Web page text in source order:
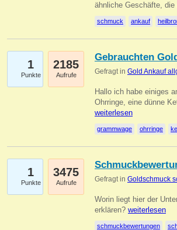
ähnliche Geschäfte,
schmuck ankauf
1
Punkte
2185
Aufrufe
Gebrauchten
Gefragt in Gold Ankauf
Hallo ich habe einiges
Ohrringe, eine dünne
weiterlesen
grammwage ohrringe
1
Punkte
3475
Aufrufe Gefragt in Goldschmuck
Worin liegt hier der
erklären? weiterlesen
schmuckbewertungen